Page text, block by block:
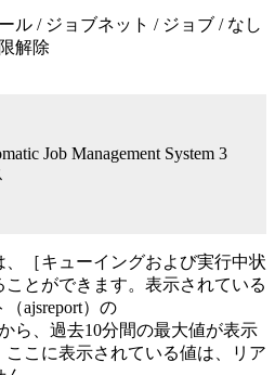
ル / ジョブネット / ジョブ / なし
解除
Job Management System 3
、［キューイングおよび実行中状
とができます。表示されている
ajsreport）の
ら、過去10分間の最大値が表示
こに表示されている値は、リア